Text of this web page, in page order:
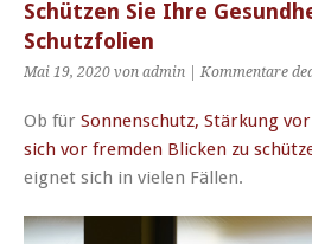
Schützen Sie Ihre
Schutzfolien
Mai 19, 2020 von admin | Kommentare
Ob für Sonnenschutz, Stärkung
sich vor fremden Blicken zu
eignet sich in vielen Fällen.